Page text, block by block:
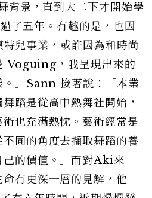
背景，直到大二下才開始學
了五年。有趣的是，也因
兒事業，或許因為和時尚
Voguing，我呈現出來的
。」Sann 接著說：「本業
蹈是從高中熱舞社開始，
也充滿熱忱。藝術經常是
同的角度去擷取舞蹈的養
己的價值。」而對Aki來
有更深一層的見解，他